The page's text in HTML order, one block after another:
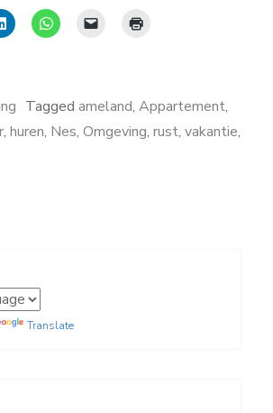
Tagged ameland, Appartement,
, huren, Nes, Omgeving, rust, vakantie,
Translate